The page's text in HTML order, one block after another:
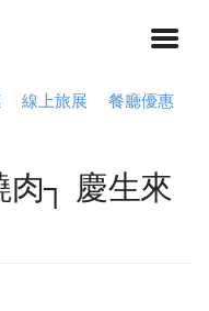
線上旅展 餐廳優惠
肉┐ 慶生來